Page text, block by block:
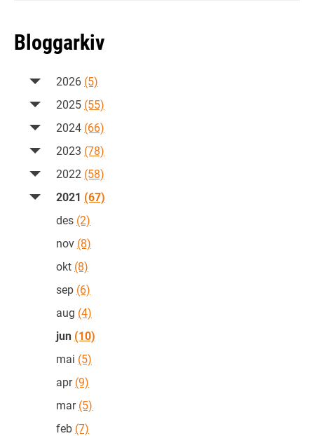
Bloggarkiv
2026 (5)
2025 (55)
2024 (66)
2023 (78)
2022 (58)
2021 (67)
des (2)
nov (8)
okt (8)
sep (6)
aug (4)
jun (10)
mai (5)
apr(9)
mar(5)
feb (7)